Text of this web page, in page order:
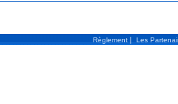
Règlement | Les